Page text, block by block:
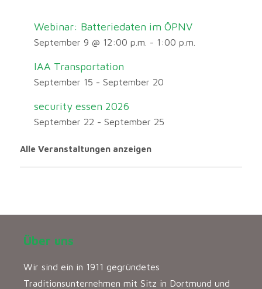
Webinar: Batteriedaten im ÖPNV
September 9 @ 12:00 p.m. - 1:00 p.m.
IAA Transportation
September 15 - September 20
security essen 2026
September 22 - September 25
Alle Veranstaltungen anzeigen
Über uns
Wir sind ein in 1911 gegründetes
Traditionsunternehmen mit Sitz in Dortmund und